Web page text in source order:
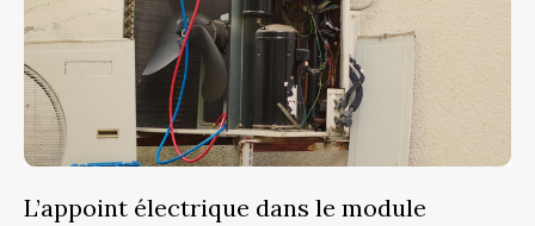
L’appoint électrique dans le module